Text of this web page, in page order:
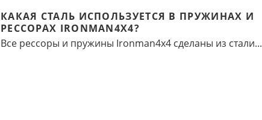
КАКАЯ СТАЛЬ ИСПОЛЬЗУЕТСЯ В ПРУЖИНАХ И
РЕССОРАХ IRONMAN4X4?
Все рессоры и пружины Ironman4x4 сделаны из стали...